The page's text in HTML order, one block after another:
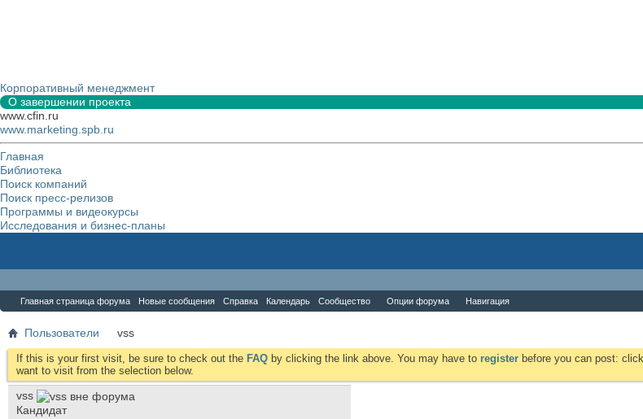
Корпоративный менеджмент
О завершении проекта
www.cfin.ru
www.marketing.spb.ru
Главная
Библиотека
Поиск компаний
Поиск пресс-релизов
Программы и видеокурсы
Исследования и бизнес-планы
Главная страница форума Новые сообщения Справка Календарь Сообщество Опции форума Навигация
Пользователи vss
If this is your first visit, be sure to check out the FAQ by clicking the link above. You may have to register before you can post:
want to visit from the selection below.
vss
Кандидат